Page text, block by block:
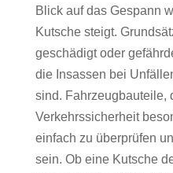
Blick auf das Gespann
Kutsche steigt.
geschädigt oder
die Insassen bei
sind. Fahrzeugbauteile,
Verkehrssicherheit
einfach zu überprüfen
sein. Ob eine Kutsche